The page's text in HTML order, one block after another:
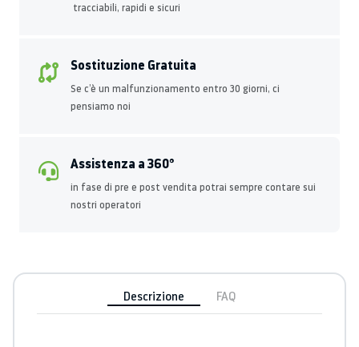
tracciabili, rapidi e sicuri
Sostituzione Gratuita
Se c’è un malfunzionamento entro 30 giorni, ci
pensiamo noi
Assistenza a 360°
in fase di pre e post vendita potrai sempre contare sui
nostri operatori
Descrizione FAQ